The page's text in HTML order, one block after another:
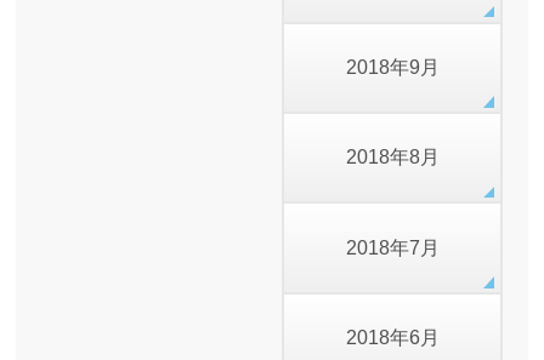
2018年9月
2018年8月
2018年7月
2018年6月